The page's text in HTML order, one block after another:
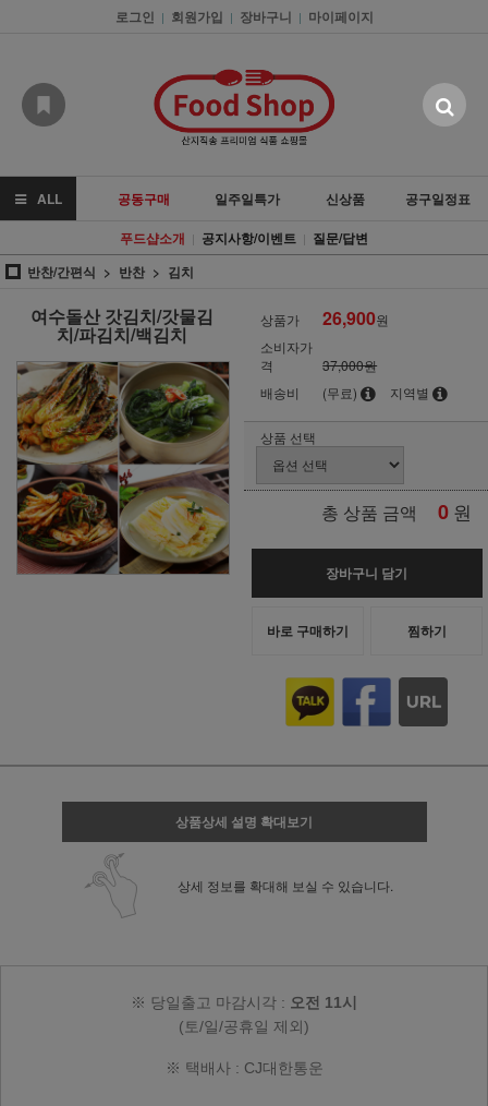
로그인 | 회원가입 | 장바구니 | 마이페이지
ALL 공동구매 일주일특가 신상품
공구일정표
푸드샵소개 | 공지사항/이벤트 | 질문/답변
반찬/간편식
반찬 김치
여수돌산 갓김치/갓물김
치/파김치/백김치
상품가 26,900원
소비자가
격
37,000원
배송비
(무료) 지역별
상품 선택
총 상품 금액 0 원
장바구니 담기
바로 구매하기 찜하기
상품상세 설명 확대보기
상세 정보를 확대해 보실 수 있습니다.
※ 당일출고 마감시각 : 오전 11시
(토/일/공휴일 제외)
※ 택배사 : CJ대한통운